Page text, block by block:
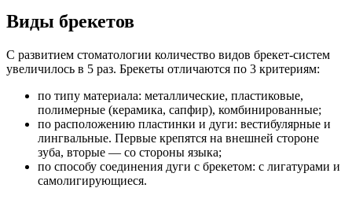
Виды брекетов
С развитием стоматологии количество видов брекет-систем
увеличилось в 5 раз. Брекеты отличаются по 3 критериям:
по типу материала: металлические, пластиковые,
полимерные (керамика, сапфир), комбинированные;
по расположению пластинки и дуги: вестибулярные и
лингвальные. Первые крепятся на внешней стороне
зуба, вторые — со стороны языка;
по способу соединения дуги с брекетом: с лигатурами и
самолигирующиеся.